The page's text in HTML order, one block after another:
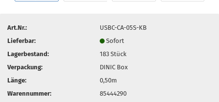
Art.Nr.:
USBC-CA-05S-KB
Lieferbar:
Sofort
Lagerbestand:
183Stück
Verpackung:
DINIC Box
Länge:
0,50m
Warennummer:
85444290